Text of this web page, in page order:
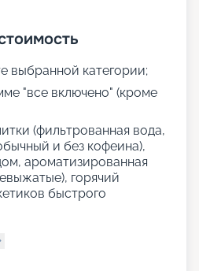
выбранной категории;
"все включено" (кроме
(фильтрованная вода,
и без кофеина),
ароматизированная
горячий
быстрого